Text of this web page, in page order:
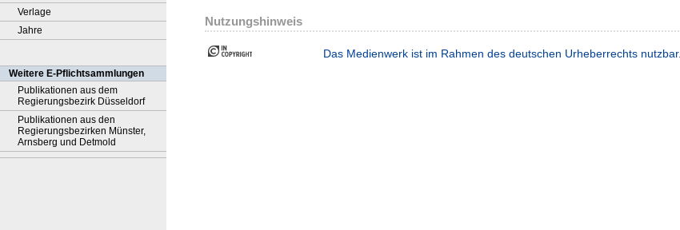
Verlage
Jahre
Weitere E-Pflichtsammlungen
Publikationen aus dem
Regierungsbezirk Düsseldorf
Publikationen aus den
Regierungsbezirken Münster,
Arnsberg und Detmold
Nutzungshinweis
Das Medienwerk ist im Rahmen des deutschen Urheberrechts nutzbar.